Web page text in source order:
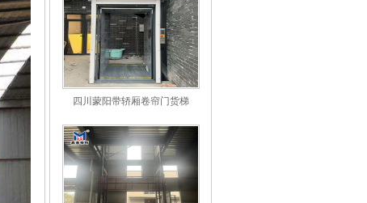
四川蒙阳带轿厢卷帘门货梯